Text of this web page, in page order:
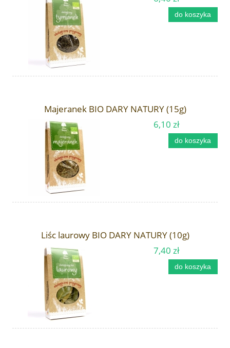
do koszyka
Majeranek BIO DARY NATURY (15g)
6,10 zł
do koszyka
Liśc laurowy BIO DARY NATURY (10g)
7,40 zł
do koszyka